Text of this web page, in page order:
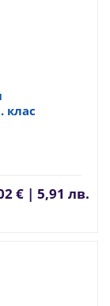
клас
€ | 5,91 лв.